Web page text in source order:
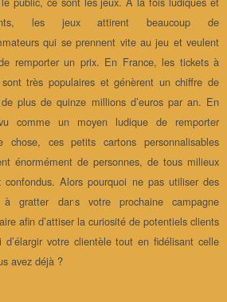
les jeux attirent beaucoup de
qui se prennent vite au jeu et veulent
remporter un prix. En France, les tickets à
très populaires et génèrent un chiffre de
plus de quinze millions d’euros par an. En
comme un moyen ludique de remporter
chose, ces petits cartons personnalisables
énormément de personnes, de tous milieux
confondus. Alors pourquoi ne pas utiliser des
à gratter dans votre prochaine campagne
afin d’attiser la curiosité de potentiels clients
d’élargir votre clientèle tout en fidélisant celle
avez déjà ?